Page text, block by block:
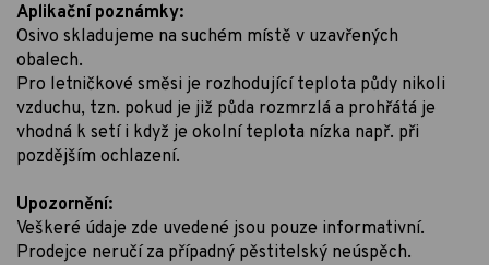
Aplikační poznámky:
Osivo skladujeme na suchém místě v uzavřených
obalech.
Pro letničkové směsi je rozhodující teplota půdy nikoli
vzduchu, tzn. pokud je již půda rozmrzlá a prohřátá je
vhodná k setí i když je okolní teplota nízka např. při
pozdějším ochlazení.
Upozornění:
Veškeré údaje zde uvedené jsou pouze informativní.
Prodejce neručí za případný pěstitelský neúspěch.